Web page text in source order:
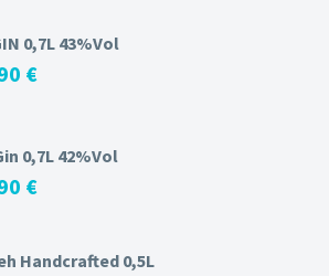
0,7L 43%Vol
€
0,7L 42%Vol
€
Handcrafted 0,5L